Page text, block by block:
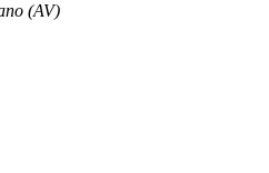
(AV)